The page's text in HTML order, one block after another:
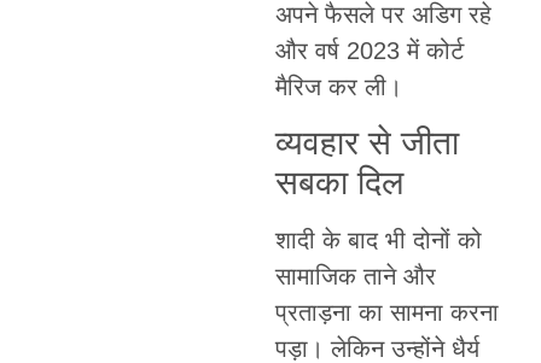
अपने फैसले पर अडिग रहे
और वर्ष 2023 में कोर्ट
मैरिज कर ली।
व्यवहार से जीता
सबका दिल
शादी के बाद भी दोनों को
सामाजिक ताने और
प्रताड़ना का सामना करना
पड़ा। लेकिन उन्होंने धैर्य